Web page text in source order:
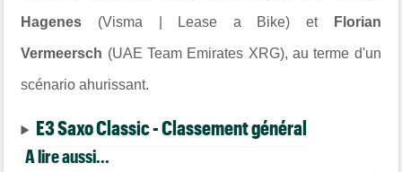
Hagenes (Visma | Lease a Bike) et Florian
Vermeersch (UAE Team Emirates XRG), au terme d'un
scénario ahurissant.
E3 Saxo Classic - Classement général
A lire aussi...